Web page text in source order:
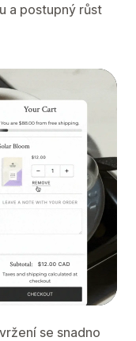
a postupný růst
se snadno